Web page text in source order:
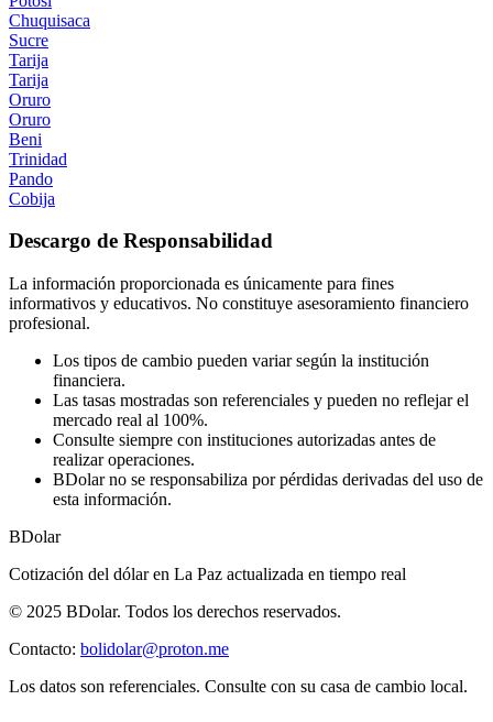
Chuquisaca
Sucre
Tarija
Tarija
Oruro
Oruro
Beni
Trinidad
Pando
Cobija
Descargo de Responsabilidad
La información proporcionada es únicamente para fines
informativos y educativos. No constituye asesoramiento financiero
profesional.
Los tipos de cambio pueden variar según la institución
financiera.
Las tasas mostradas son referenciales y pueden no reflejar el
mercado real al 100%.
Consulte siempre con instituciones autorizadas antes de
realizar operaciones.
BDolar no se responsabiliza por pérdidas derivadas del uso de
esta información.
BDolar
Cotización del dólar en La Paz actualizada en tiempo real
© 2025 BDolar. Todos los derechos reservados.
Contacto: bolidolar@proton.me
Los datos son referenciales. Consulte con su casa de cambio local.